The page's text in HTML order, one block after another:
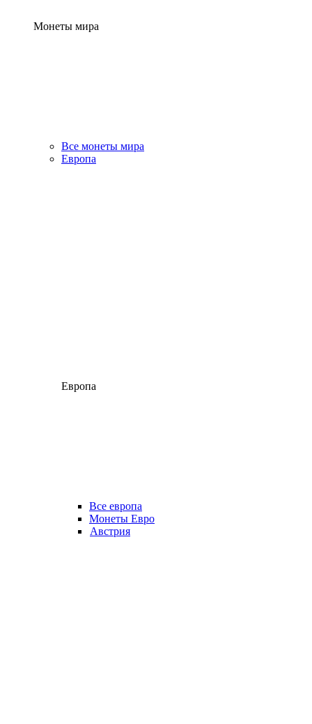
Монеты мира
Все монеты мира
Европа
Европа
Все европа
Монеты Евро
Австрия